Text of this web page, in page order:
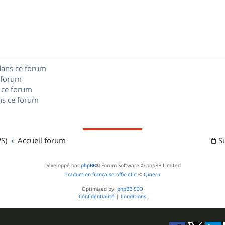
e
ce forum
forum
ce forum
Accueil forum
Développé par phpBB® Forum Software © phpBB Limited
Traduction française officielle © Qiaeru
Optimized by: phpBB SEO
Confidentialité | Conditions